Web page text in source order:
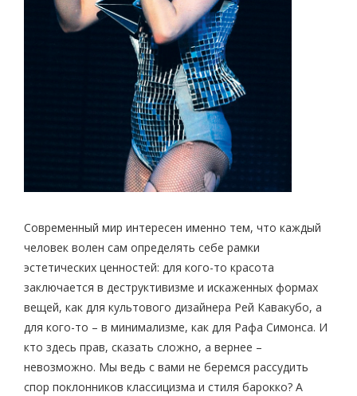
Современный мир интересен именно тем, что каждый
человек волен сам определять себе рамки
эстетических ценностей: для кого-то красота
заключается в деструктивизме и искаженных формах
вещей, как для культового дизайнера Рей Кавакубо, а
для кого-то – в минимализме, как для Рафа Симонса. И
кто здесь прав, сказать сложно, а вернее –
невозможно. Мы ведь с вами не беремся рассудить
спор поклонников классицизма и стиля барокко? А